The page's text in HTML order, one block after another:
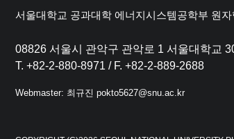
서울대학교 공과대학 에너지시스템공학부 원
08826 서울시 관악구 관악로 1 서울대학교
T. +82-2-880-8971 / F. +82-2-889-2688
Webmaster: 최규진 pokto5627@snu.ac.kr